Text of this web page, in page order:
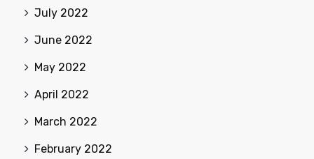
July 2022
June 2022
May 2022
April 2022
March 2022
February 2022